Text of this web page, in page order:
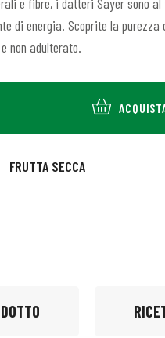
di energia. Scoprite la
non adulterato.
FRUTTA SECCA